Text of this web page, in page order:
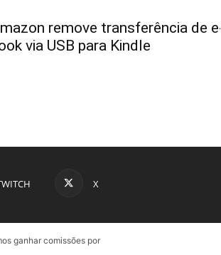
remove transferência de e-
via USB para Kindle
X
ganhar comissões por